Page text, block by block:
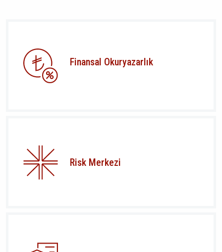
Finansal Okuryazarlık
Risk Merkezi